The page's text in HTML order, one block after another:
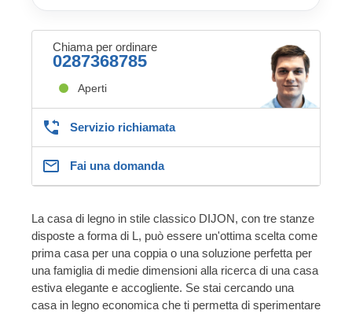
Chiama per ordinare
0287368785
Aperti
Servizio richiamata
Fai una domanda
La casa di legno in stile classico DIJON, con tre stanze
disposte a forma di L, può essere un'ottima scelta come
prima casa per una coppia o una soluzione perfetta per
una famiglia di medie dimensioni alla ricerca di una casa
estiva elegante e accogliente. Se stai cercando una
casa in legno economica che ti permetta di sperimentare